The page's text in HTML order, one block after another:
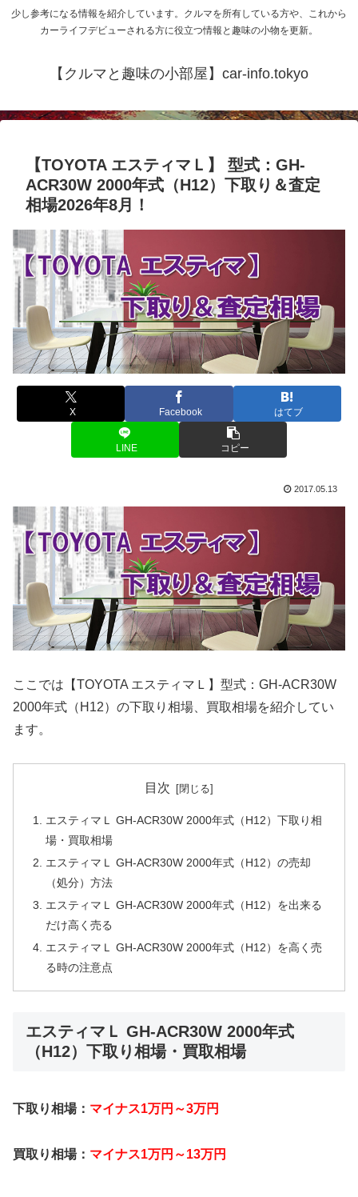
少し参考になる情報を紹介しています。クルマを所有している方や、これから
カーライフデビューされる方に役立つ情報と趣味の小物を更新。
【クルマと趣味の小部屋】car-info.tokyo
【TOYOTA エスティマＬ】 型式：GH-
ACR30W 2000年式（H12）下取り＆査定
相場2026年8月！
X Facebook はてブ
LINE コピー
2017.05.13
ここでは【TOYOTA エスティマＬ】型式：GH-ACR30W
2000年式（H12）の下取り相場、買取相場を紹介してい
ます。
目次
エスティマＬ GH-ACR30W 2000年式（H12）下取り相
場・買取相場
エスティマＬ GH-ACR30W 2000年式（H12）の売却
（処分）方法
エスティマＬ GH-ACR30W 2000年式（H12）を出来る
だけ高く売る
エスティマＬ GH-ACR30W 2000年式（H12）を高く売
る時の注意点
エスティマＬ GH-ACR30W 2000年式
（H12）下取り相場・買取相場
下取り相場： マイナス1万円～3万円
買取り相場： マイナス1万円～13万円